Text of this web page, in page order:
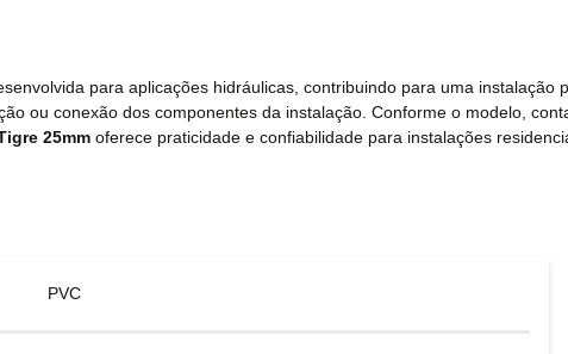
para aplicações hidráulicas, contribuindo para uma instalação
ou conexão dos componentes da instalação. Conforme o modelo,
25mm oferece praticidade e confiabilidade para instalações
PVC